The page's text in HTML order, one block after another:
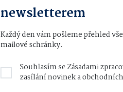
newsletterem
Každý den vám pošleme přehled
mailové schránky.
Souhlasím seZásadami
zasílání novinek a